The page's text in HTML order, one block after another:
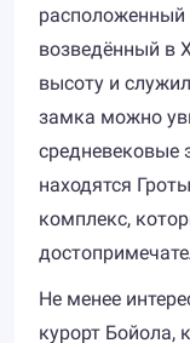
возведённый в
высоту и
замка можно
средневековые
находятся
комплекс,
Не менее
курорт Бойола,